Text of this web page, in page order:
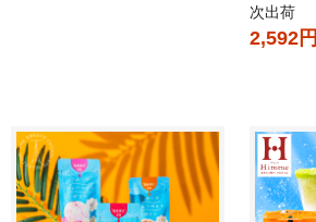
次出荷
2,592円